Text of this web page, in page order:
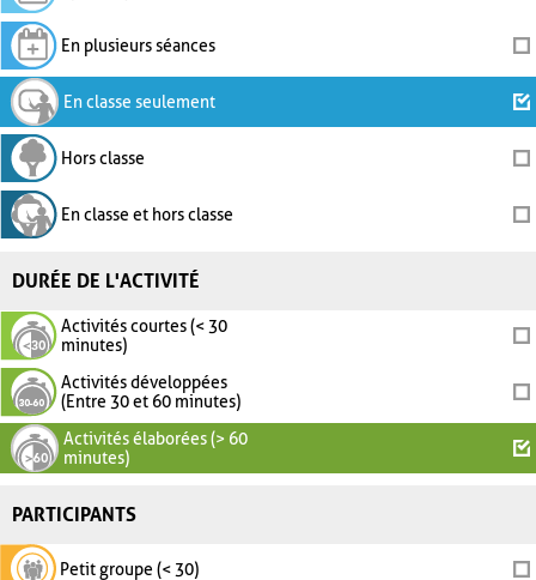
En plusieurs séances
En classe seulement
Hors classe
En classe et hors classe
DURÉE DE L'ACTIVITÉ
Activités courtes (< 30
minutes)
Activités développées
(Entre 30 et 60 minutes)
Activités élaborées (> 60
minutes)
PARTICIPANTS
Petit groupe (< 30)